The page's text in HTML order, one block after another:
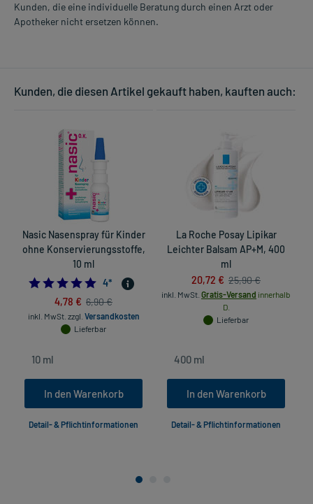
Kunden, die eine individuelle Beratung durch einen Arzt oder
Apotheker nicht ersetzen können.
Kunden, die diesen Artikel gekauft haben, kauften auch:
Nasic Nasenspray für Kinder
ohne Konservierungsstoffe,
10 ml
5.0
4*
4,78 € 6,90 €
inkl. MwSt. zzgl. Versandkosten
Lieferbar
In den Warenkorb
Detail- & Pflichtinformationen
La Roche Posay Lipikar
Leichter Balsam AP+M, 400
ml
20,72 € 25,90 €
inkl. MwSt. Gratis-Versand innerhalb
D.
Lieferbar
In den Warenkorb
Detail- & Pflichtinformationen